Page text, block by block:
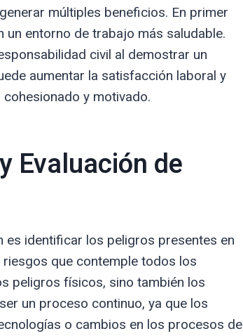
múltiples beneficios. En primer
un entorno de trabajo más saludable.
civil al demostrar un
aumentar la satisfacción laboral y
y motivado.
Evaluación de
es identificar los peligros presentes en
que contemple todos los
peligros físicos, sino también los
un proceso continuo, ya que los
o cambios en los procesos de